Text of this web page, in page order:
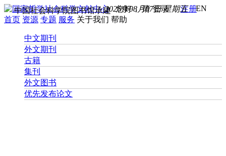
您好， 请登录 注册EN
2026年08月07日 星期五
中国社会科学院图书馆承建
首页 资源 专题 服务 关于我们 帮助
中文期刊
外文期刊
古籍
集刊
外文图书
优先发布论文